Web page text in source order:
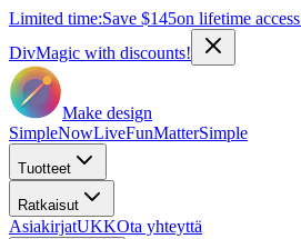
Limited time:Save $145on lifetime access
DivMagic with discounts!
Make design
SimpleNowLiveFunMatterSimple
Tuotteet
Ratkaisut
AsiakirjatUKKOta yhteyttä